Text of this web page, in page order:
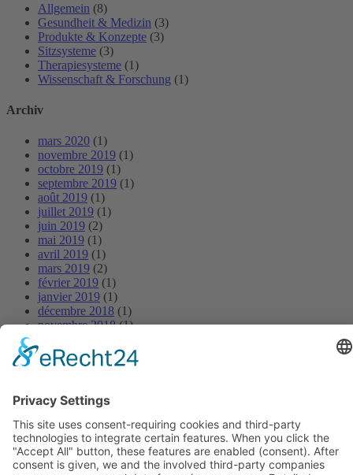
Allgemein (8)
Gesundheit & Medizin (3)
Produkte & Konzepte (3)
Sitzsysteme (3)
Therapiesysteme (1)
Wissenschaft & Forschung (1)
Archiv
mars 2020 (1)
novembre 2019 (1)
octobre 2019 (1)
septembre 2019 (1)
août 2019 (1)
juillet 2019 (1)
juin 2019 (2)
mai 2019 (1)
avril 2019 (1)
mars 2019 (2)
février 2019 (1)
janvier 2019 (1)
décembre 2018 (1)
novembre 2018(1)
septembre 2018(1)
août 2018(1)
juin 2018(1)
mai 2018
(1)
avril 2018(1)
mars 2018(1)
février 2018(1)
janvier 2018 (1)